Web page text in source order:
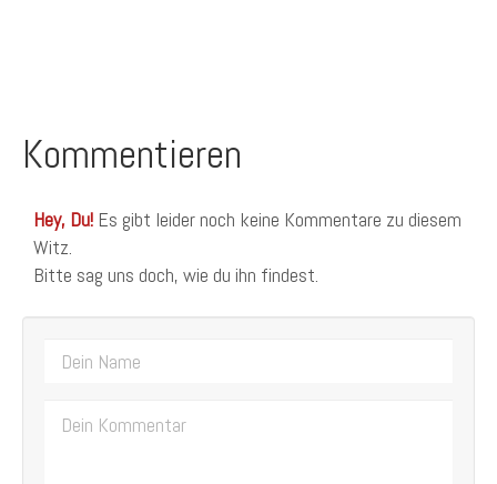
Kommentieren
Hey, Du! Es gibt leider noch keine Kommentare zu diesem
Witz.
Bitte sag uns doch, wie du ihn findest.